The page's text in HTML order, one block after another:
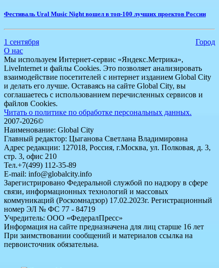
Фестиваль Ural Music Night вошел в топ-100 лучших проектов России
1 сентября
Город
О нас
Мы используем Интернет-сервис «Яндекс.Метрика»,
LiveInternet и файлы Cookies. Это позволяет анализировать
взаимодействие посетителей с интернет изданием Global City
и делать его лучше. Оставаясь на сайте Global City, вы
соглашаетесь с использованием перечисленных сервисов и
файлов Cookies.
Читать о политике по обработке персональных данных.
2007-2026©
Наименование: Global City
Главный редактор: Цыганова Светлана Владимировна
Адрес редакции: 127018, Россия, г.Москва, ул. Полковая, д. 3,
стр. 3, офис 210
Тел.+7(499) 112-35-89
E-mail: info@globalcity.info
Зарегистрировано Федеральной службой по надзору в сфере
связи, информационных технологий и массовых
коммуникаций (Роскомнадзор) 17.02.2023г. Регистрационный
номер ЭЛ № ФС 77 - 84719
Учредитель: ООО «ФедералПресс»
Информация на сайте предназначена для лиц старше 16 лет
При заимствовании сообщений и материалов ссылка на
первоисточник обязательна.